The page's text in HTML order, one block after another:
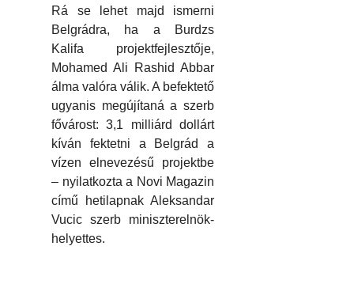
Rá se lehet majd ismerni
Belgrádra, ha a Burdzs
Kalifa projektfejlesztője,
Mohamed Ali Rashid Abbar
álma valóra válik. A befektető
ugyanis megújítaná a szerb
fővárost: 3,1 milliárd dollárt
kíván fektetni a Belgrád a
vízen elnevezésű projektbe
– nyilatkozta a Novi Magazin
című hetilapnak Aleksandar
Vucic szerb miniszterelnök-
helyettes.